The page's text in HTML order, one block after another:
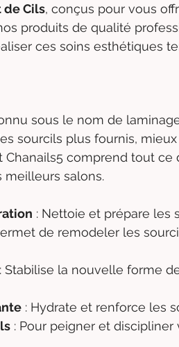
de Cils, conçus pour vous
produits de qualité
ces soins esthétiques
sous le nom de
sourcils plus fournis,
Chanails5 comprend tout
meilleurs salons.
: Nettoie et prépare les
de remodeler les
: Stabilise la nouvelle forme
: Hydrate et renforce les
: Pour peigner et